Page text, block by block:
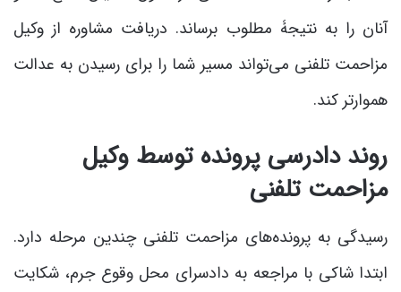
آنان را به نتیجۀ مطلوب برساند. دریافت مشاوره از وکیل
مزاحمت تلفنی می‌تواند مسیر شما را برای رسیدن به عدالت
هموارتر کند.
روند دادرسی پرونده توسط وکیل
مزاحمت تلفنی
رسیدگی به پرونده‌های مزاحمت تلفنی چندین مرحله دارد.
ابتدا شاکی با مراجعه به دادسرای محل وقوع جرم، شکایت